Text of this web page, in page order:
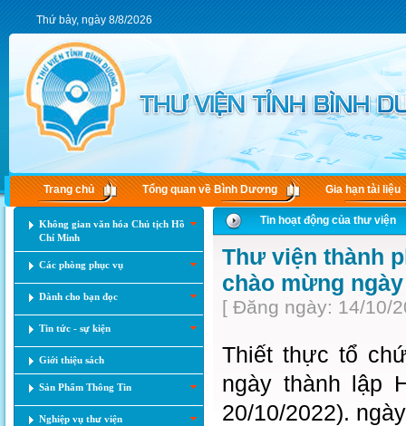
Thứ bảy, ngày 8/8/2026
Trang chủ Tổng quan về Bình Dương Gia hạn tài liệu
Không gian văn hóa Chủ tịch Hồ
Chí Minh
Các phòng phục vụ
Dành cho bạn đọc
Tin tức - sự kiện
Giới thiệu sách
Sản Phẩm Thông Tin
Nghiệp vụ thư viện
Tin hoạt động của thư viện
Thư viện thành
chào mừng
[ Đăng ngày: 14/10/
Thiết thực tổ
ngày thành lập
20/10/2022).